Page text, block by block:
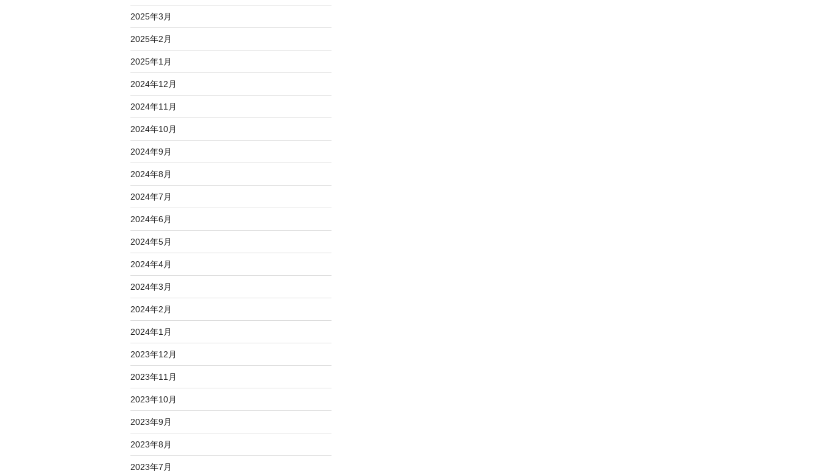
2025年3月
2025年2月
2025年1月
2024年12月
2024年11月
2024年10月
2024年9月
2024年8月
2024年7月
2024年6月
2024年5月
2024年4月
2024年3月
2024年2月
2024年1月
2023年12月
2023年11月
2023年10月
2023年9月
2023年8月
2023年7月